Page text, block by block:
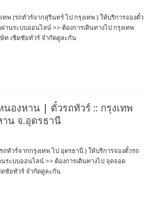
พ (รถทัวร์จากสุรินทร์ ไป กรุงเทพ ) ให้บริการจองตั๋ว
านระบบออนไลน์ >> ต้องการเดินทางไป กรุงเทพ
ท เชิดชัยทัวร์ จำกัดดูละกัน
องหาน | ตั๋วรถทัวร์ :: กรุงเทพ
น จ.อุดรธานี
วร์จากกรุงเทพ ไป อุดรธานี ) ให้บริการจองตั๋วรถ
ระบบออนไลน์ >> ต้องการเดินทางไป จุดจอด
ชัยทัวร์ จำกัดดูละกัน